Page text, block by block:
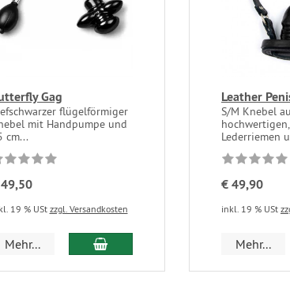
Gag
flügelförmiger
mit Handpumpe und
cm...
19 % USt zzgl. Versandkosten
Mehr...
Leather
S/M Knebel
Lederriemen
€ 49,90
inkl. 19 % USt
Mehr...